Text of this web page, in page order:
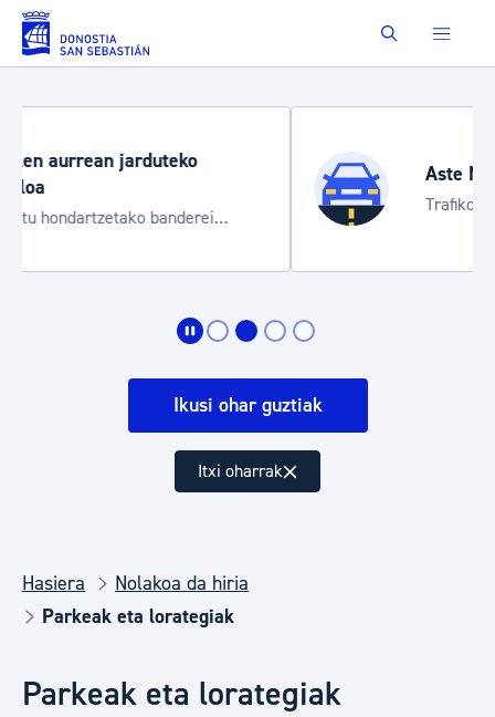
Eduki nagusira joan Buscar
Aste Nagusia 2026
Trafiko mozketak eta garraio zerbitzu
bereziak
Ikusi ohar guztiak
Itxi oharrak
Hasiera
Nolakoa da hiria
Parkeak eta lorategiak
Parkeak eta lorategiak